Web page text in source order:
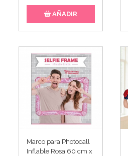
AÑADIR
Marco para Photocall
Inflable Rosa 60 cm x